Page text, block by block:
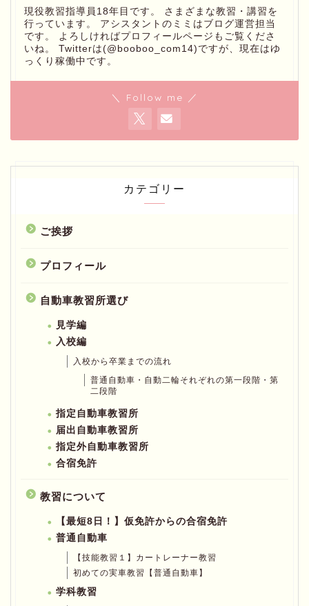
現役教習指導員18年目です。 さまざまな教習・講習を
行っています。 アシスタントのミミはブログ運営担当
です。 よろしければプロフィールページもご覧くださ
いね。 Twitterは(@booboo_com14)ですが、現在はゆ
っくり稼働中です。
＼ Follow me ／
カテゴリー
ご挨拶
プロフィール
自動車教習所選び
見学編
入校編
入校から卒業までの流れ
普通自動車・自動二輪それぞれの第一段階・第
二段階
指定自動車教習所
届出自動車教習所
指定外自動車教習所
合宿免許
教習について
【最短8日！】仮免許からの合宿免許
普通自動車
【技能教習１】カートレーナー教習
初めての実車教習【普通自動車】
学科教習